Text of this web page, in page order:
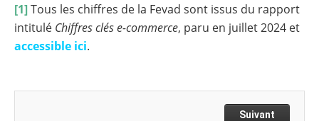
[1]Tous les chiffres de la Fevad sont issus du rapport
intitulé Chiffres clés e-commerce, paru en juillet 2024 et
accessible ici.
Suivant